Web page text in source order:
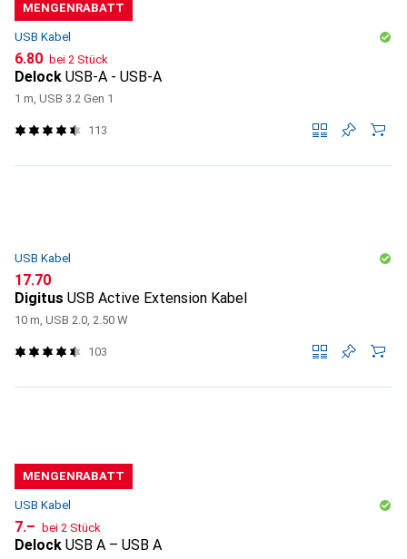
MENGENRABATT
USB Kabel
CHF
6.80 bei 2 Stück
Delock USB-A - USB-A
1 m, USB 3.2 Gen 1
113
USB Kabel
CHF
17.70
Digitus USB Active Extension Kabel
10 m, USB 2.0, 2.50 W
103
MENGENRABATT
USB Kabel
CHF
7.– bei 2 Stück
Delock USB A – USB A